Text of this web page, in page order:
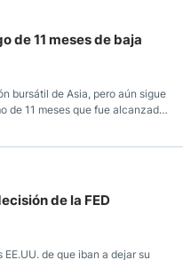
de 11 meses de baja
bursátil de Asia, pero aún sigue
de 11 meses que fue alcanzado
de la FED
de que iban a dejar su